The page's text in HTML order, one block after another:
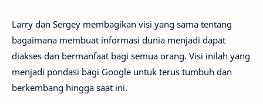
Larry dan Sergey membagikan visi yang sama tentang
bagaimana membuat informasi dunia menjadi dapat
diakses dan bermanfaat bagi semua orang. Visi inilah yang
menjadi pondasi bagi Google untuk terus tumbuh dan
berkembang hingga saat ini.